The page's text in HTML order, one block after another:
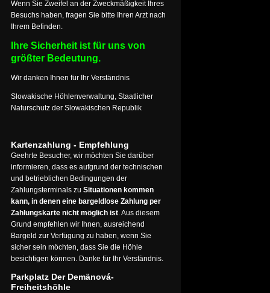
Wenn Sie Zweifel an der Zweckmäßigkeit Ihres
Besuchs haben, fragen Sie bitte Ihren Arzt nach
Ihrem Befinden.
Ihre Sicherheit ist für uns von
größter Bedeutung.
Wir danken Ihnen für Ihr Verständnis
Slowakische Höhlenverwaltung, Staatlicher
Naturschutz der Slowakischen Republik
Kartenzahlung - Empfehlung
Geehrte Besucher, wir möchten Sie darüber
informieren, dass es aufgrund der technischen
und betrieblichen Bedingungen der
Zahlungsterminals zu Situationen kommen
kann, in denen eine bargeldlose Zahlung per
Zahlungskarte nicht möglich ist. Aus diesem
Grund empfehlen wir Ihnen, ausreichend
Bargeld zur Verfügung zu haben, wenn Sie
sicher sein möchten, dass Sie die Höhle
besichtigen können. Danke für Ihr Verständnis.
Parkplatz Der Demänová-
Freiheitshöhle